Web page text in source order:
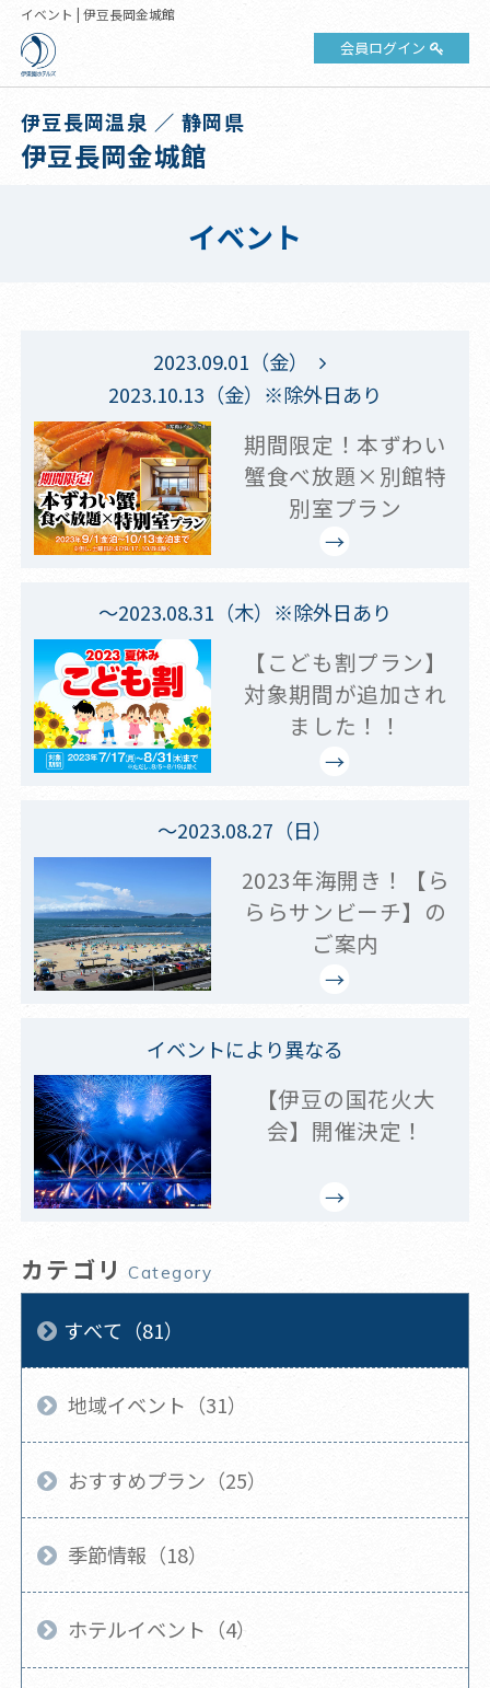
イベント | 伊豆長岡金城館
会員ログイン
伊豆長岡温泉 ／ 静岡県
伊豆長岡金城館
イベント
2023.09.01（金）
2023.10.13（金）※除外日あり
期間限定！本ずわい
蟹食べ放題×別館特
別室プラン
～2023.08.31（木）※除外日あり
【こども割プラン】
対象期間が追加され
ました！！
～2023.08.27（日）
2023年海開き！【ら
ららサンビーチ】の
ご案内
イベントにより異なる
【伊豆の国花火大
会】開催決定！
カテゴリ Category
すべて（81）
地域イベント（31）
おすすめプラン（25）
季節情報（18）
ホテルイベント（4）